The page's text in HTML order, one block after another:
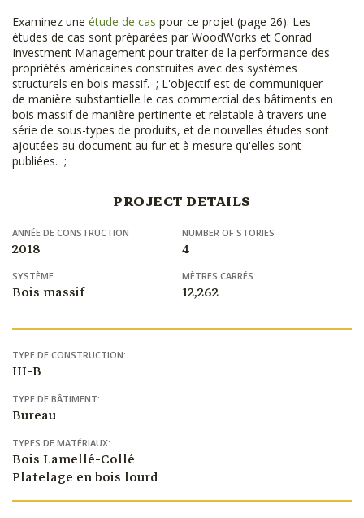
Examinez une étude de cas pour ce projet (page 26). Les
études de cas sont préparées par WoodWorks et Conrad
Investment Management pour traiter de la performance des
propriétés américaines construites avec des systèmes
structurels en bois massif. ; L'objectif est de communiquer
de manière substantielle le cas commercial des bâtiments en
bois massif de manière pertinente et relatable à travers une
série de sous-types de produits, et de nouvelles études sont
ajoutées au document au fur et à mesure qu'elles sont
publiées. ;
PROJECT DETAILS
ANNÉE DE CONSTRUCTION
2018
NUMBER OF STORIES
4
SYSTÈME
Bois massif
MÈTRES CARRÉS
12,262
TYPE DE CONSTRUCTION:
III-B
TYPE DE BÂTIMENT:
Bureau
TYPES DE MATÉRIAUX:
Bois Lamellé-Collé
Platelage en bois lourd